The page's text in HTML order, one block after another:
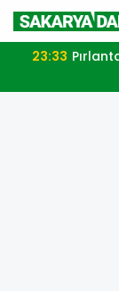
23:33